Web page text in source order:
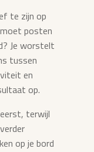
te zijn op
posten
Je worstelt
tussen
en
op.
terwijl
op je bord